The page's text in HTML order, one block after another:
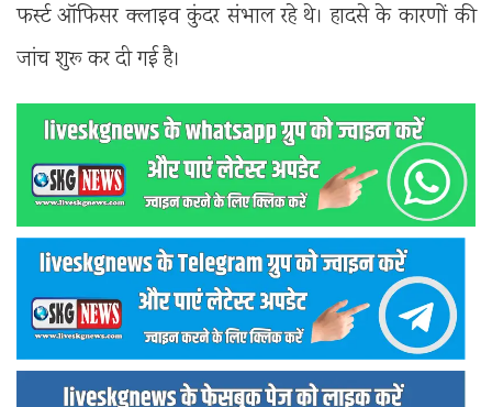
फर्स्ट ऑफिसर क्लाइव कुंदर संभाल रहे थे। हादसे के कारणों की
जांच शुरू कर दी गई है।